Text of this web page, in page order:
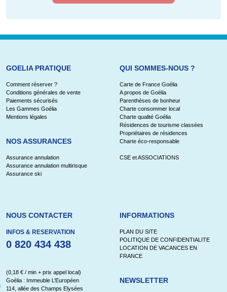
GOELIA PRATIQUE
Comment réserver ?
Conditions générales de vente
Paiements sécurisés
Les Gammes Goélia
Mentions légales
NOS ASSURANCES
Assurance annulation
Assurance annulation multirisque
Assurance ski
QUI SOMMES-NOUS ?
Carte de France Goélia
A propos de Goélia
Parenthèses de bonheur
Charte consommer local
Charte qualité Goélia
Résidences de tourisme classées
Propriétaires de résidences
Charte éco-responsable
CSE et ASSOCIATIONS
NOUS CONTACTER
INFOS & RESERVATION
0 820 434 438
(0,18 € / min + prix appel local)
Goélia : Immeuble L’Européen
114, allée des Champs Elysées
INFORMATIONS
PLAN DU SITE
POLITIQUE DE CONFIDENTIALITE
LOCATION DE VACANCES EN
FRANCE
NEWSLETTER